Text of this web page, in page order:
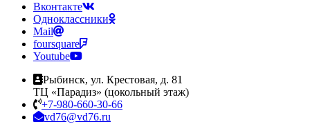
Вконтакте
Одноклассники
Mail
foursquare
Youtube
Рыбинск, ул. Крестовая, д. 81
ТЦ «Парадиз» (цокольный этаж)
+7-980-660-30-66
vd76@vd76.ru